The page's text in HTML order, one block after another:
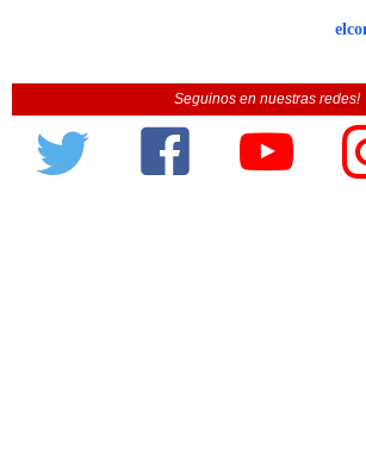
Seguinos en nuestras redes!